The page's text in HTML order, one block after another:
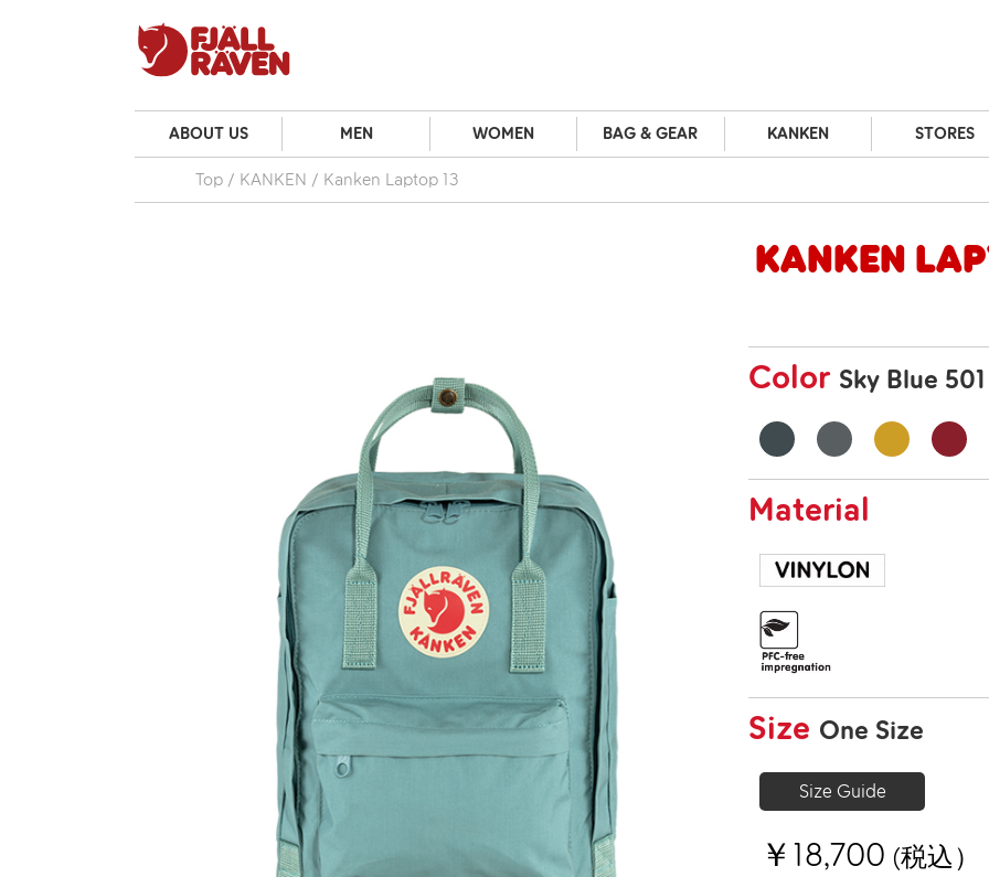
ABOUT US MEN WOMEN BAG & GEAR KANKEN STORES
Top KANKEN Kanken Laptop 13
Kanken
Color Sky Blue 501
Material
Size One Size
Size Guide
￥18,700 (税込）